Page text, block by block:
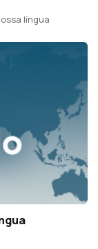
língua